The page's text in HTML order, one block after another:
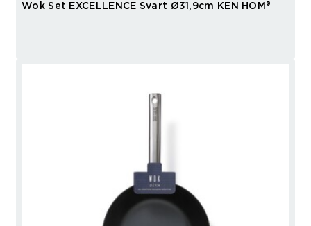
Wok Set EXCELLENCE Svart Ø31,9cm KEN HOM®